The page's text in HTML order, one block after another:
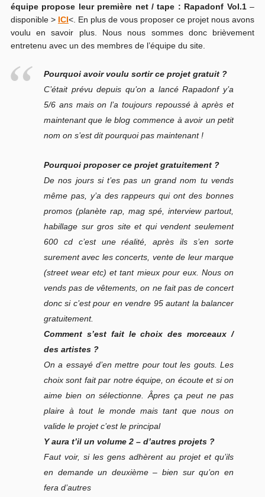
équipe propose leur première net / tape : Rapadonf Vol.1–
disponible > ICI<. En plus de vous proposer ce projet nous avons
voulu en savoir plus. Nous nous sommes donc brièvement
entretenu avec un des membres de l’équipe du site.
Pourquoi avoir voulu sortir ce projet gratuit ?
C’était prévu depuis qu’on a lancé Rapadonf y’a
5/6 ans mais on l’a toujours repoussé à après et
maintenant que le blog commence à avoir un petit
nom on s’est dit pourquoi pas maintenant !
Pourquoi proposer ce projet gratuitement ?
De nos jours si t’es pas un grand nom tu vends
même pas, y’a des rappeurs qui ont des bonnes
promos (planète rap, mag spé, interview partout,
habillage sur gros site et qui vendent seulement
600 cd c’est une réalité, après ils s’en sorte
surement avec les concerts, vente de leur marque
(street wear etc) et tant mieux pour eux. Nous on
vends pas de vêtements, on ne fait pas de concert
donc si c’est pour en vendre 95 autant la balancer
gratuitement.
Comment s’est fait le choix des morceaux /
des artistes ?
On a essayé d’en mettre pour tout les gouts. Les
choix sont fait par notre équipe, on écoute et si on
aime bien on sélectionne. Âpres ça peut ne pas
plaire à tout le monde mais tant que nous on
valide le projet c’est le principal
Y aura t’il un volume 2 – d’autres projets ?
Faut voir, si les gens adhèrent au projet et qu’ils
en demande un deuxième – bien sur qu’on en
fera d’autres